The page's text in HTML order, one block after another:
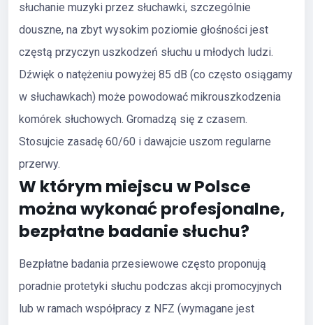
słuchanie muzyki przez słuchawki, szczególnie
douszne, na zbyt wysokim poziomie głośności jest
częstą przyczyn uszkodzeń słuchu u młodych ludzi.
Dźwięk o natężeniu powyżej 85 dB (co często osiągamy
w słuchawkach) może powodować mikrouszkodzenia
komórek słuchowych. Gromadzą się z czasem.
Stosujcie zasadę 60/60 i dawajcie uszom regularne
przerwy.
W którym miejscu w Polsce
można wykonać profesjonalne,
bezpłatne badanie słuchu?
Bezpłatne badania przesiewowe często proponują
poradnie protetyki słuchu podczas akcji promocyjnych
lub w ramach współpracy z NFZ (wymagane jest